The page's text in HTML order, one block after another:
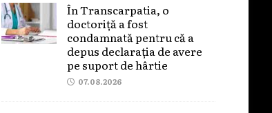
În Transcarpatia, o
doctoriță a fost
condamnată pentru că a
depus declarația de avere
pe suport de hârtie
07.08.2026